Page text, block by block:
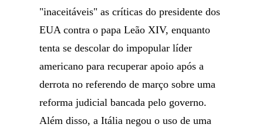
"inaceitáveis" as críticas do presidente dos
EUA contra o papa Leão XIV, enquanto
tenta se descolar do impopular líder
americano para recuperar apoio após a
derrota no referendo de março sobre uma
reforma judicial bancada pelo governo.
Além disso, a Itália negou o uso de uma